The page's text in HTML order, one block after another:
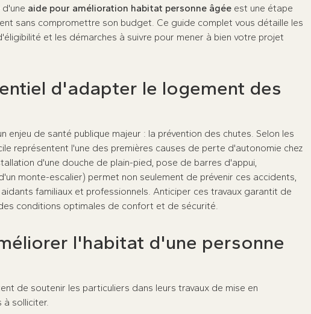
aide pour amélioration habitat personne âgée est une étape
sans compromettre son budget. Ce guide complet vous détaille les
et les démarches à suivre pour mener à bien votre projet
d'adapter le logement des
enjeu de santé publique majeur : la prévention des chutes. Selon les
représentent l'une des premières causes de perte d'autonomie chez
d'une douche de plain-pied, pose de barres d'appui,
monte-escalier) permet non seulement de prévenir ces accidents,
familiaux et professionnels. Anticiper ces travaux garantit de
conditions optimales de confort et de sécurité.
l'habitat d'une personne
de soutenir les particuliers dans leurs travaux de mise en
à solliciter.